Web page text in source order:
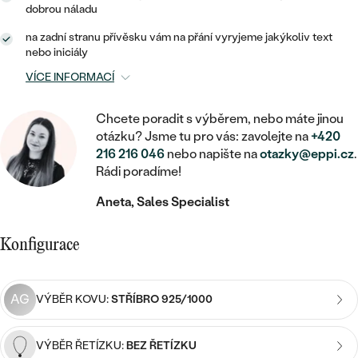
RUČNĚ RYTÉ
S VÝPLNÍ
SVATEBNÍ SETY
DLE CENY
CENOVĚ DOSTUPNÉ
ZAČÍT S BAREVNÝM DIAMANTEM
DIAMANT
LAB-GROWN DIAMANT
BAREVNÝ DIAMANT
ČERNÝ DIAMANT
SALT AND PEPPER DIAMANT
DLE MATERIÁLU
ZLATO
DLE KAMENE
S DIAMANTY
DĚTSKÉ
PIERCING
S DIAMANTY
S DRAHOKAMY
S PERLAMI
CENOVĚ DOSTUPNÉ
LUXUSNÍ
ŘETÍZKY
SE ZVÍŘATY
DLE DRAHOKAMU
S PERLAMI
DLE CENY
STATEMENT
PEČETNÍ
PERSONALIZOVANÉ
DLE DRAHOKAMU
S DIAMANTY
S DRAHOKAMY
S PERLAMI
DLE CENY
dobrou náladu
na zadní stranu přívěsku vám na přání vyryjeme jakýkoliv text
nebo iniciály
VÍCE INFORMACÍ
Chcete poradit s výběrem, nebo máte jinou
otázku? Jsme tu pro vás: zavolejte na+420
216 216 046 nebo napište naotazky@eppi.cz.
Rádi poradíme!
Aneta, Sales Specialist
Konfigurace
AG VÝBĚR KOVU:STŘÍBRO 925/1000
VÝBĚR ŘETÍZKU:BEZ ŘETÍZKU